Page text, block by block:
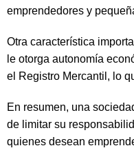
emprendedores y
Otra característica
le otorga autonomía
el Registro Mercantil, lo
En resumen, una
de limitar su
quienes desean